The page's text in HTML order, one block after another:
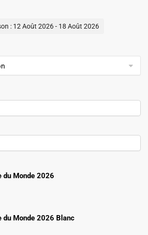
: 12 Août 2026 - 18 Août 2026
du Monde 2026
du Monde 2026 Blanc